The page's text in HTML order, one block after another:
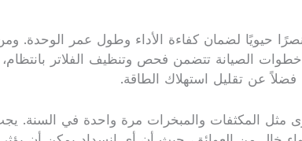
حيويًا لضمان كفاءة الأداء وطول عمر الوحدة.
الصيانة تتضمن فحص وتنظيف الفلاتر
عن تقليل استهلاك الطاقة.
المكثفات والمبخرات مرة واحدة في السنة.